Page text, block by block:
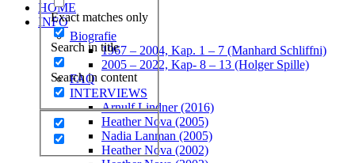
Exact matches only
Search in title
Search in content
HOME
INFO
Biografie
1967 – 2004, Kap. 1 – 7 (Manhard Schliffni)
2005 – 2022, Kap- 8 – 13 (Holger Spille)
FAQ
INTERVIEWS
Arnulf Lindner (2016)
Heather Nova (2005)
Nadia Lanman (2005)
Heather Nova (2002)